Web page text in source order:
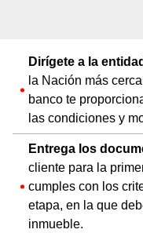
Dirígete a la
la Nación más
banco te
las condiciones y
Entrega los
cliente para la
cumples con los
etapa, en la que
inmueble.